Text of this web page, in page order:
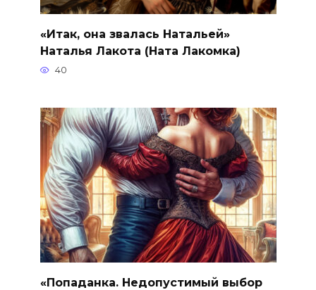
«Итак, она звалась Натальей»
Наталья Лакота (Ната Лакомка)
40
«Попаданка. Недопустимый выбор